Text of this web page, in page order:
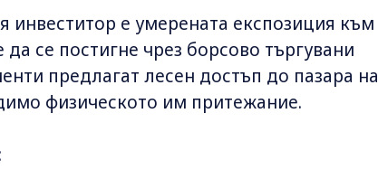
инвеститор е умерената експозиция към
се постигне чрез борсово търгувани
предлагат лесен достъп до пазара на
физическото им притежание.